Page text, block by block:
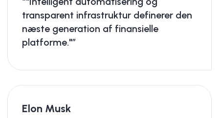
transparent infrastruktur definerer den
næste generation af finansielle
platforme."”
Elon Musk